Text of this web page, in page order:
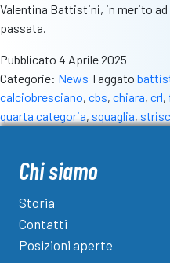
Valentina Battistini, in merito
passata.
Pubblicato 4 Aprile 2025
Categorie: News Taggato
calciobresciano, cbs, chiara, crl,
quarta categoria, squaglia,
Chi siamo
Storia
Contatti
Posizioni aperte